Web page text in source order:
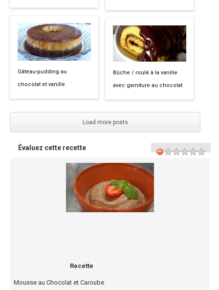
Gâteau-pudding au
chocolat et vanille
Bûche / roulé à la vanille
avec garniture au chocolat
Load more posts
Évaluez cette recette
Recette
Mousse au Chocolat et Caroube